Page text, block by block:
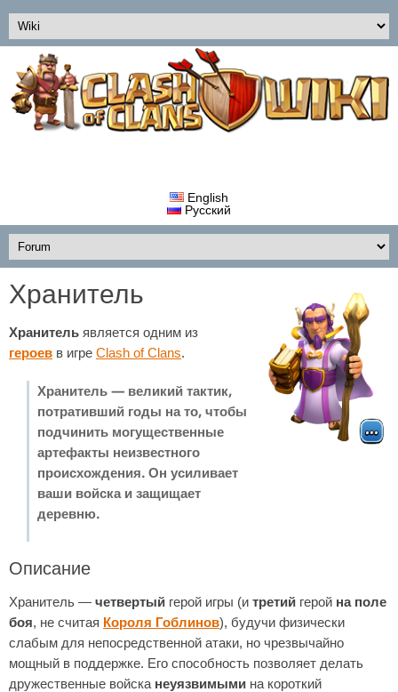
English
Русский
Хранитель
Хранитель является одним из
героев в игре Clash of Clans.
Хранитель — великий тактик,
потративший годы на то, чтобы
подчинить могущественные
артефакты неизвестного
происхождения. Он усиливает
ваши войска и защищает
деревню.
Описание
Хранитель — четвертый герой игры (и третий герой на поле
боя, не считая Короля Гоблинов), будучи физически
слабым для непосредственной атаки, но чрезвычайно
мощный в поддержке. Его способность позволяет делать
дружественные войска неуязвимыми на короткий